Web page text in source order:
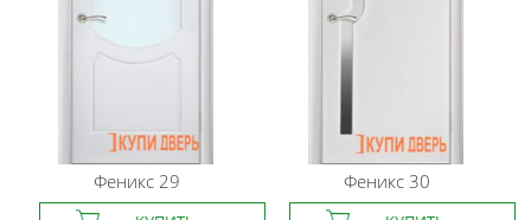
Феникс 29 Феникс 30